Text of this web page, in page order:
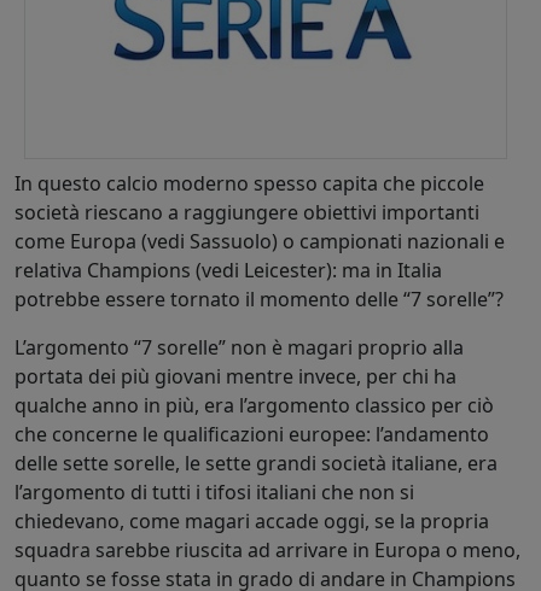
In questo calcio moderno spesso capita che piccole
società riescano a raggiungere obiettivi importanti
come Europa (vedi Sassuolo) o campionati nazionali e
relativa Champions (vedi Leicester): ma in Italia
potrebbe essere tornato il momento delle “7 sorelle”?
L’argomento “7 sorelle” non è magari proprio alla
portata dei più giovani mentre invece, per chi ha
qualche anno in più, era l’argomento classico per ciò
che concerne le qualificazioni europee: l’andamento
delle sette sorelle, le sette grandi società italiane, era
l’argomento di tutti i tifosi italiani che non si
chiedevano, come magari accade oggi, se la propria
squadra sarebbe riuscita ad arrivare in Europa o meno,
quanto se fosse stata in grado di andare in Champions